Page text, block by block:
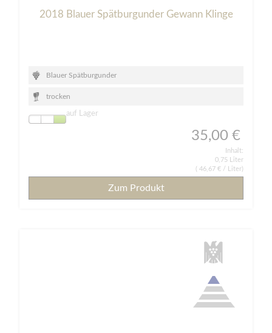
2018 Blauer Spätburgunder Gewann Klinge
Blauer Spätburgunder
trocken
auf Lager
35,00 €
Inhalt:
0,75 Liter
46,67 € / Liter)
Zum Produkt